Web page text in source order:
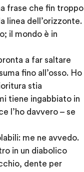
frase che fin troppo
linea dell’orizzonte.
il mondo è in
a far saltare
fino all’osso. Ho
stia
tiene ingabbiato in
l’ho davvero – se
me ne avvedo.
in un diabolico
dente per